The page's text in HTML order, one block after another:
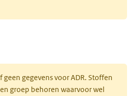
geen gegevens voor ADR. Stoffen
groep behoren waarvoor wel